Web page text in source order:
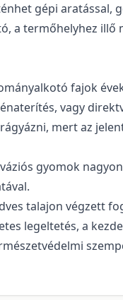
gépi aratással,
a termőhelyhez illő
fajok
vagy
mert az
gyomok
talajon végzett
legeltetés, a